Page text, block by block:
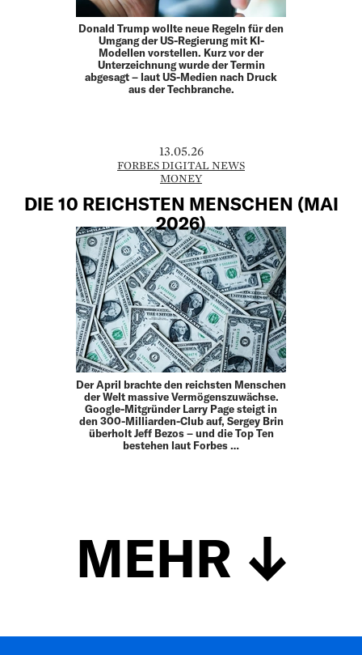
Donald Trump wollte neue Regeln für den
Umgang der US-Regierung mit KI-
Modellen vorstellen. Kurz vor der
Unterzeichnung wurde der Termin
abgesagt – laut US-Medien nach Druck
aus der Techbranche.
13.05.26
FORBES DIGITAL NEWS
MONEY
DIE 10 REICHSTEN MENSCHEN (MAI
2026)
Der April brachte den reichsten Menschen
der Welt massive Vermögenszuwächse.
Google-Mitgründer Larry Page steigt in
den 300-Milliarden-Club auf, Sergey Brin
überholt Jeff Bezos – und die Top Ten
bestehen laut Forbes …
MEHR